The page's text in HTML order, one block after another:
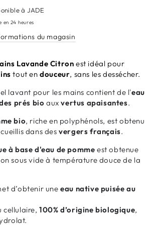
àJADE
24 heures
du magasin
Lavande Citron est idéal pour
tout endouceur, sans les dessécher.
lavant pour les mains contient de l'eau
prés bioauxvertus apaisantes.
bio, riche en polyphénols, est obtenu
dans desvergers français.
à base d'eau de pomme est obtenue
sous vide à température douce de la
d’obtenir une eau native puisée au
cellulaire,100% d’origine biologique,